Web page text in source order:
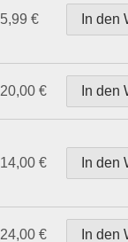
5,99 €
20,00 €
14,00 €
24,00 €